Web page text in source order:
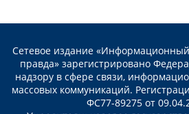
Сетевое издание «Информационный
правда» зарегистрировано
надзору в сфере связи,
массовых коммуникаций.
ФС77-89275 от